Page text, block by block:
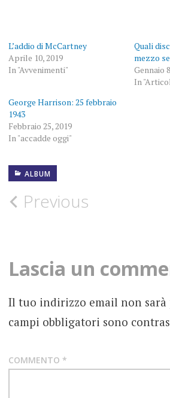
L’addio di McCartney
Aprile 10, 2019
In "Avvenimenti"
Quali
mezzo
Gennaio
In
George Harrison: 25 febbraio
1943
Febbraio 25, 2019
In "accadde oggi"
ALBUM
27
NOVEMBRE
BOB
FOTOGRAFIE
Post
Previous
Lascia un
Il tuo indirizzo email non sarà
campi obbligatori sono
COMMENTO *